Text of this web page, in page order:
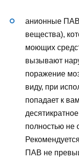
анионные ПАВ
вещества),
моющих
вызывают
поражение
виду, при
попадает к
полностью не
ПАВ не